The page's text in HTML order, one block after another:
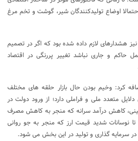
اوضاع تولیدکنندگان شیر، گوشت و تخم مرغ
هشدارهای لازم داده شده بود که اگر در تصمیم
و جاری نباشد تغییر پررنگی در اقتصاد
کرد: وخیم بودن حال بازار حلقه های مختلف
دلایل متعدد ملی و فراملی دارد؛ از ورود دولت در
کاهش درآمد سرانه که منجر به کاهش مصرف
نوسانات شدید قیمت ارز که منجر به جو روانی
سرمایه گذاری و تولید در این بخش می شود.